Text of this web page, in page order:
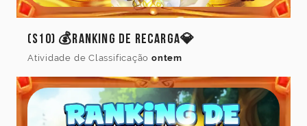
(S10) 💰Ranking de Recarga💎
Atividade de Classificação ontem